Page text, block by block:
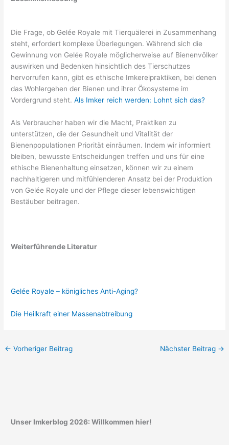
Die Frage, ob Gelée Royale mit Tierquälerei in Zusammenhang
steht, erfordert komplexe Überlegungen. Während sich die
Gewinnung von Gelée Royale möglicherweise auf Bienenvölker
auswirken und Bedenken hinsichtlich des Tierschutzes
hervorrufen kann, gibt es ethische Imkereipraktiken, bei denen
das Wohlergehen der Bienen und ihrer Ökosysteme im
Vordergrund steht.Als Imker reich werden: Lohnt sich das?
Als Verbraucher haben wir die Macht, Praktiken zu
unterstützen, die der Gesundheit und Vitalität der
Bienenpopulationen Priorität einräumen. Indem wir informiert
bleiben, bewusste Entscheidungen treffen und uns für eine
ethische Bienenhaltung einsetzen, können wir zu einem
nachhaltigeren und mitfühlenderen Ansatz bei der Produktion
von Gelée Royale und der Pflege dieser lebenswichtigen
Bestäuber beitragen.
Weiterführende Literatur
Gelée Royale – königliches Anti-Aging?
Die Heilkraft einer Massenabtreibung
← Vorheriger Beitrag Nächster Beitrag →
Unser Imkerblog 2026: Willkommen hier!